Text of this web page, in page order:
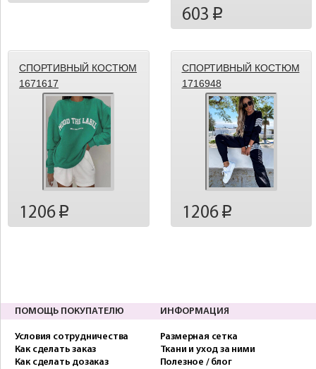
603 p
СПОРТИВНЫЙ КОСТЮМ
1671617
1206 p
СПОРТИВНЫЙ КОСТЮМ
1716948
1206p
ПОМОЩЬ ПОКУПАТЕЛЮ
Условия сотрудничества
Как сделать заказ
Как сделать дозаказ
ИНФОРМАЦИЯ
Размерная сетка
Ткани и уход за ними
Полезное / блог